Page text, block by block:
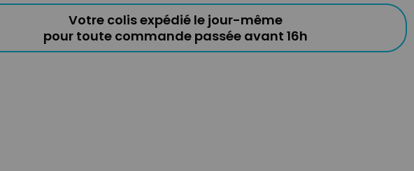
Votre colis expédié le jour-même
pour toute commande passée avant 16h